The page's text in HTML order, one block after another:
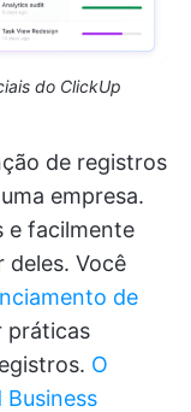
do ClickUp
de registros
empresa.
e facilmente
deles. Você
de
práticas
O